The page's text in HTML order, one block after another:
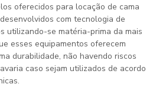
oferecidos para locação de cama
com tecnologia de
utilizando-se matéria-prima da mais
esses equipamentos oferecem
durabilidade, não havendo riscos
caso sejam utilizados de acordo